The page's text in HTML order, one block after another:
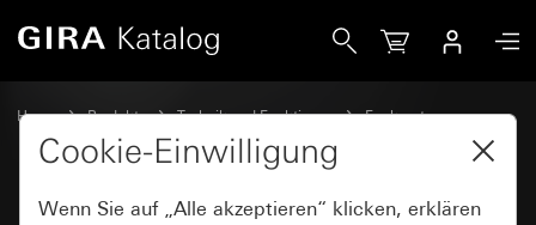
Home Produkte Technik und Funktionen
Funksysteme
Weitere Funksysteme
Cookie-Einwilligung
Wenn Sie auf „Alle akzeptieren“ klicken, erklären